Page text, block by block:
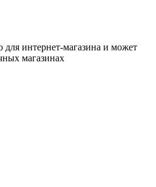
для интернет-магазина и может
магазинах